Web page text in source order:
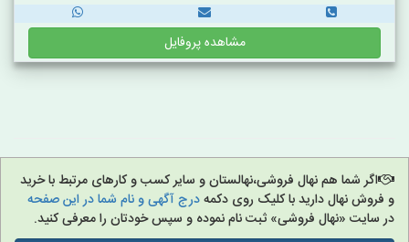
مشاهده پروفایل
اگر شما هم نهال فروشی،نهالستان و سایر کسب و کارهای مرتبط با خرید
و فروش نهال دارید با کلیک روی دکمهدرج آگهی و نام شما در این صفحه
در سایت «نهال فروشی» ثبت نام نموده و سپس خودتان را معرفی کنید.